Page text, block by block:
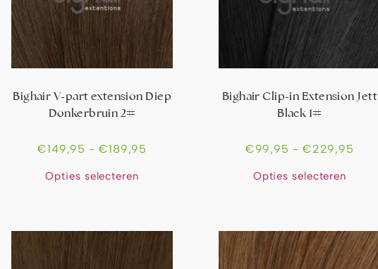
Bighair V-part extension Diep
Donkerbruin 2#
€149,95 - €189,95
Opties selecteren
Bighair Clip-in Extension Jett
Black 1#
€99,95 - €229,95
Opties selecteren